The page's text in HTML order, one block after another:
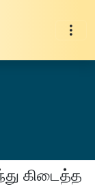
கிடைத்த